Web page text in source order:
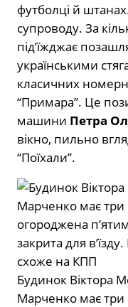
футболці й
супроводу. За
підʼїжджає
українськими
класичних
“Примара”. Це
машини Петра
вікно, пильно
“Поїхали”.
Будинок Віктора
Марченко має три